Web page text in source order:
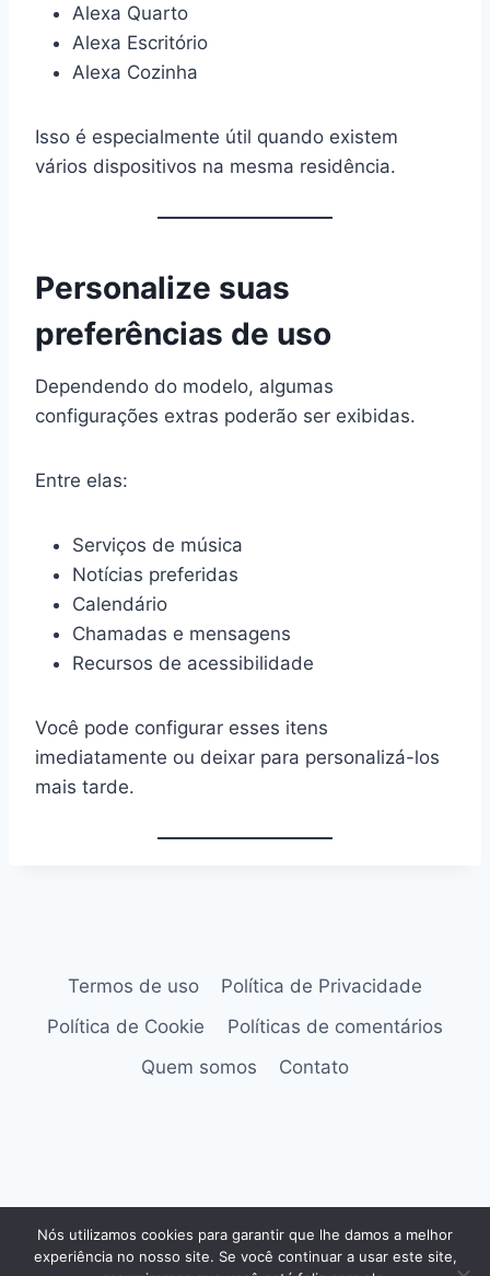
Alexa Quarto
Alexa Escritório
Alexa Cozinha
Isso é especialmente útil quando existem
vários dispositivos na mesma residência.
Personalize suas
preferências de uso
Dependendo do modelo, algumas
configurações extras poderão ser exibidas.
Entre elas:
Serviços de música
Notícias preferidas
Calendário
Chamadas e mensagens
Recursos de acessibilidade
Você pode configurar esses itens
imediatamente ou deixar para personalizá-los
mais tarde.
Termos de uso
Política de Privacidade
Política de Cookie
Políticas de comentários
Quem somos
Contato
entretenimento, tecnologia e aplicativos do
Nós utilizamos cookies para garantir que lhe damos a melhor
experiência no nosso site. Se você continuar a usar este site,